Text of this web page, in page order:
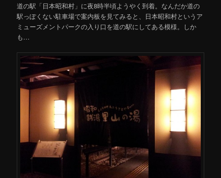
道の駅「日本昭和村」に夜8時半頃ようやく到着。なんだか道の
駅っぽくない駐車場で案内板を見てみると、日本昭和村というア
ミューズメントパークの入り口を道の駅にしてある模様。しか
も…